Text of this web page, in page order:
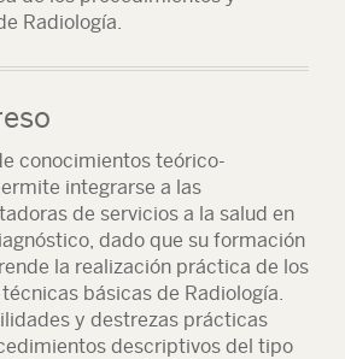
Radiología.
conocimientos teórico-
integrarse a las
de servicios a la salud en
dado que su formación
la realización práctica de los
básicas de Radiología.
y destrezas prácticas
descriptivos del tipo